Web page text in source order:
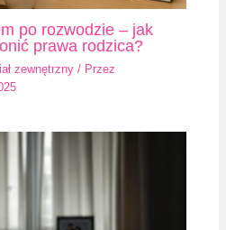
po rozwodzie – jak
prawa rodzica?
zewnętrzny / Przez